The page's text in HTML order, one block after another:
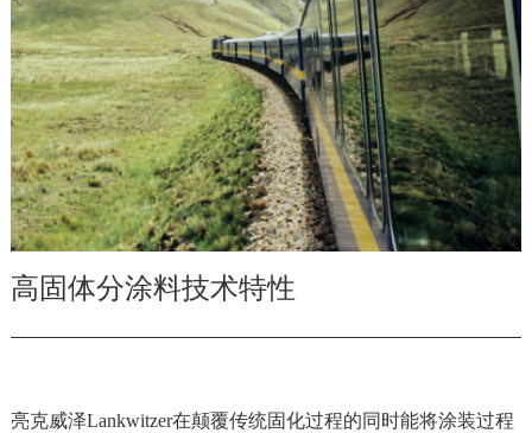
高固体分涂料技术特性
亮克威泽Lankwitzer在颠覆传统固化过程的同时能将涂装过程